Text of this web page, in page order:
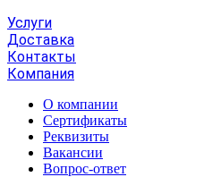
Услуги
Доставка
Контакты
Компания
О компании
Сертификаты
Реквизиты
Вакансии
Вопрос-ответ